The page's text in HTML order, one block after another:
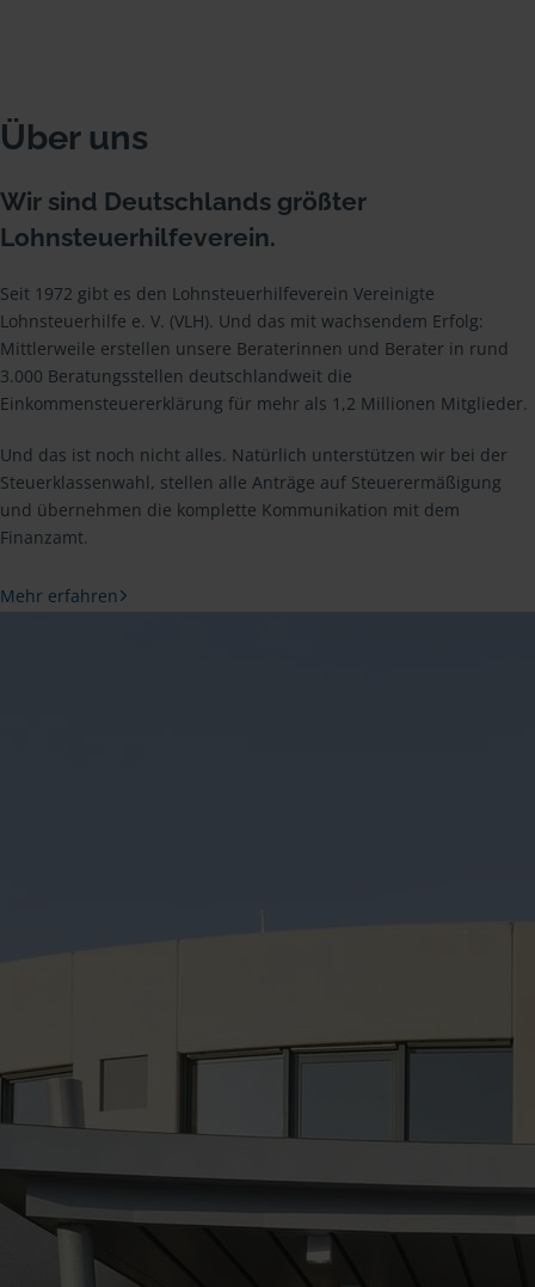
Über uns
Wir sind Deutschlands größter
Lohnsteuerhilfeverein.
Seit 1972 gibt es den Lohnsteuerhilfeverein Vereinigte
Lohnsteuerhilfe e. V. (VLH). Und das mit wachsendem Erfolg:
Mittlerweile erstellen unsere Beraterinnen und Berater in rund
3.000 Beratungsstellen deutschlandweit die
Einkommensteuererklärung für mehr als 1,2 Millionen Mitglieder.
Und das ist noch nicht alles. Natürlich unterstützen wir bei der
Steuerklassenwahl, stellen alle Anträge auf Steuerermäßigung
und übernehmen die komplette Kommunikation mit dem
Finanzamt.
Mehr erfahren